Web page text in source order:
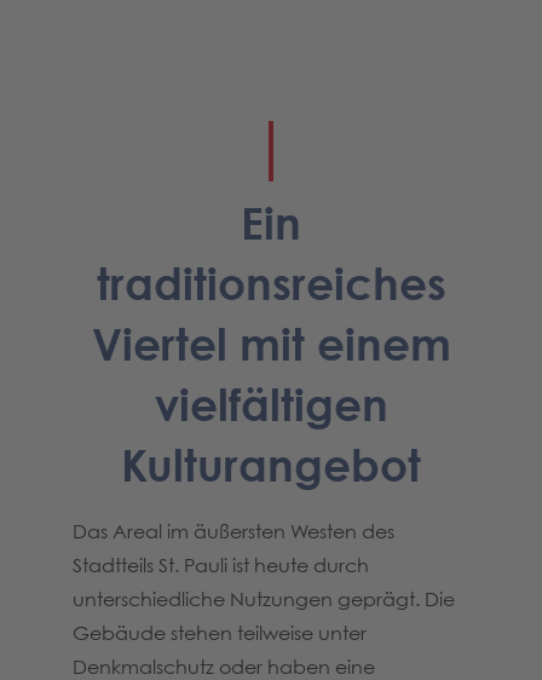
Ein
traditionsreiches
Viertel mit einem
vielfältigen
Kulturangebot
Das Areal im äußersten Westen des
Stadtteils St. Pauli ist heute durch
unterschiedliche Nutzungen geprägt. Die
Gebäude stehen teilweise unter
Denkmalschutz oder haben eine